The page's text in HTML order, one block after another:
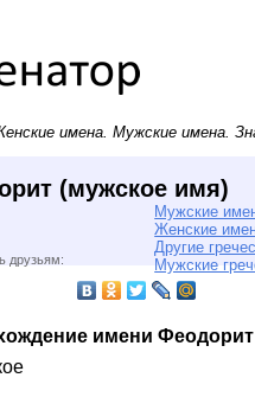
имена. Мужские имена.
(мужское имя)
Мужские
Женские
Другие
Мужские
друзьям:
имени Феодорит